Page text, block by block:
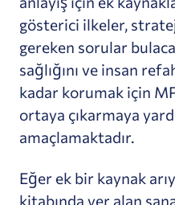
gösterici ilkeler,
gereken sorular
sağlığını ve insan
kadar korumak için
ortaya çıkarmaya
amaçlamaktadır.
Eğer ek bir kaynak
kitabında yer alan